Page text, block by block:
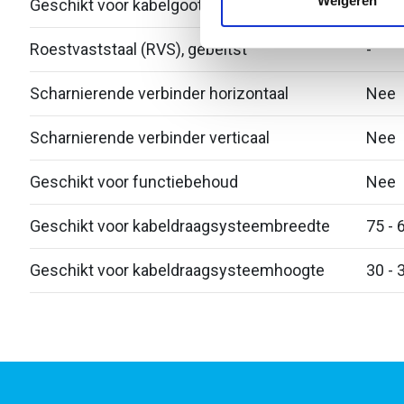
Geschikt voor kabelgoot Nee
Roestvaststaal (RVS), gebeitst -
Scharnierende verbinder horizontaal Nee
Scharnierende verbinder verticaal Nee
Geschikt voor functiebehoud Nee
Geschikt voor kabeldraagsysteembreedte 75 -
Geschikt voor kabeldraagsysteemhoogte 30 -